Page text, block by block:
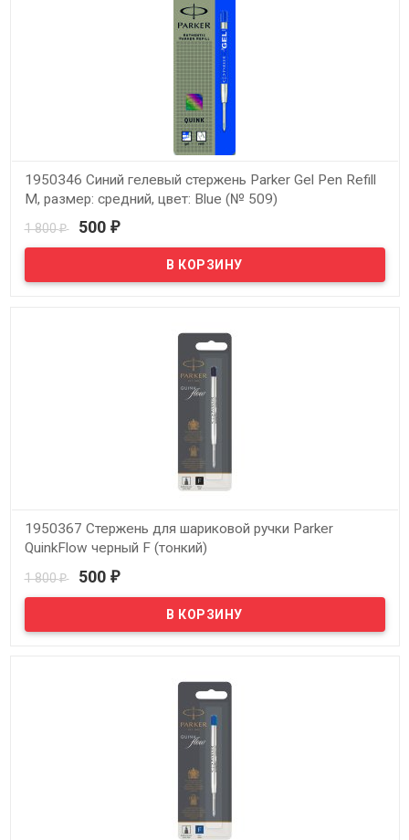
1950346 Синий гелевый стержень Parker Gel Pen Refill
M, размер: средний, цвет: Blue (№ 509)
В наличии
1 800₽ 500 ₽
1950367 Стержень для шариковой ручки Parker
QuinkFlow черный F (тонкий)
В наличии
1 800₽ 500 ₽